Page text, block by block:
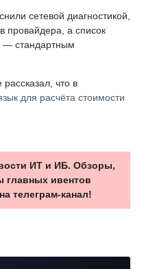
сетевой диагностикой,
провайдера, а список
— стандартным
что в
для расчёта стоимости
ИТ и ИБ. Обзоры,
главных ивентов
телеграм-канал!